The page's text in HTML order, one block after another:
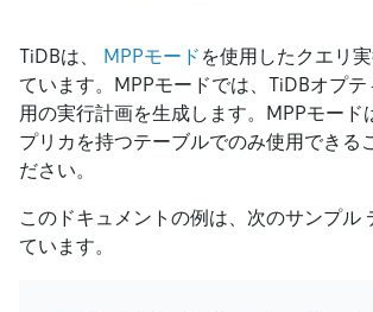
TiDBは、 MPPモード を使用したクエリ
ています。MPPモードでは、TiDBオプ
用の実行計画を生成します。MPPモード
プリカを持つテーブルでのみ使用できる
ださい。
このドキュメントの例は、次のサンプル
ています。